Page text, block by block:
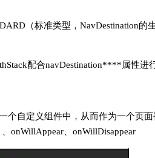
（标准类型，NavDestination的
配合navDestination****属性进
个自定义组件中，从而作为一个页
onWillAppear、onWillDisappear